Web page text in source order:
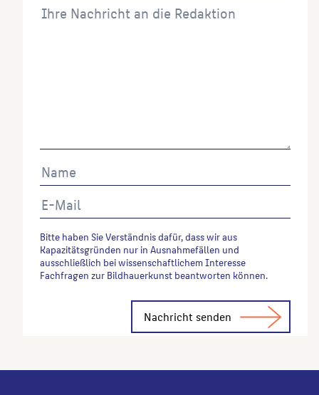
Bitte haben Sie Verständnis dafür, dass wir aus
Kapazitätsgründen nur in Ausnahmefällen und
ausschließlich bei wissenschaftlichem Interesse
Fachfragen zur Bildhauerkunst beantworten können.